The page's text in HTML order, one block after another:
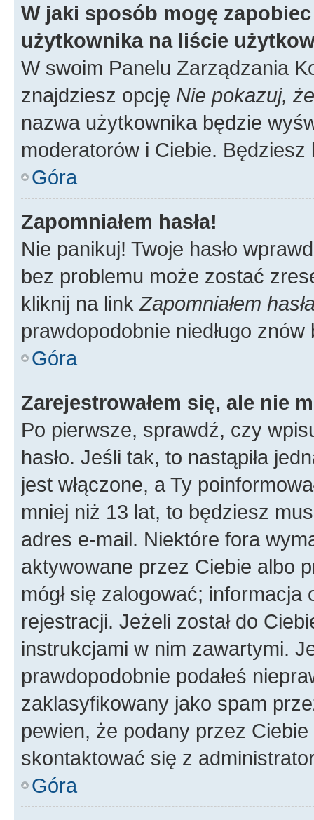
W jaki sposób mogę
użytkownika na liście
W swoim Panelu Zarządzania
znajdziesz opcję Nie pokazuj,
nazwa użytkownika będzie
moderatorów i Ciebie.
Góra
Zapomniałem hasła!
Nie panikuj! Twoje hasło
bez problemu może zostać
kliknij na link Zapomniałem
prawdopodobnie niedługo
Góra
Zarejestrowałem się, ale nie
Po pierwsze, sprawdź, czy
hasło. Jeśli tak, to nastąpiła
jest włączone, a Ty
mniej niż 13 lat, to będziesz
adres e-mail. Niektóre fora
aktywowane przez Ciebie albo
mógł się zalogować;
rejestracji. Jeżeli został do
instrukcjami w nim zawartymi.
prawdopodobnie podałeś
zaklasyfikowany jako spam
pewien, że podany przez
skontaktować się z
Góra